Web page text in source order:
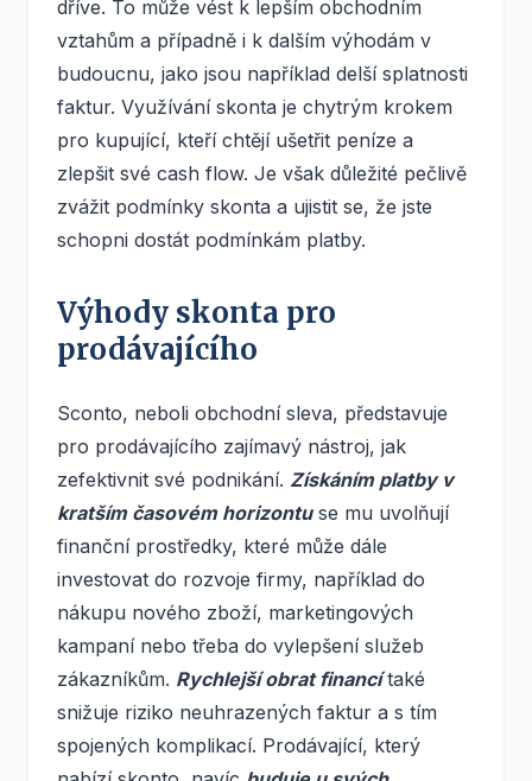
dříve. To může vést k lepším obchodním
vztahům a případně i k dalším výhodám v
budoucnu, jako jsou například delší splatnosti
faktur. Využívání skonta je chytrým krokem
pro kupující, kteří chtějí ušetřit peníze a
zlepšit své cash flow. Je však důležité pečlivě
zvážit podmínky skonta a ujistit se, že jste
schopni dostát podmínkám platby.
Výhody skonta pro
prodávajícího
Sconto, neboli obchodní sleva, představuje
pro prodávajícího zajímavý nástroj, jak
zefektivnit své podnikání. Získáním platby v
kratším časovém horizontuse mu uvolňují
finanční prostředky, které může dále
investovat do rozvoje firmy, například do
nákupu nového zboží, marketingových
kampaní nebo třeba do vylepšení služeb
zákazníkům. Rychlejší obrat financítaké
snižuje riziko neuhrazených faktur a s tím
spojených komplikací. Prodávající, který